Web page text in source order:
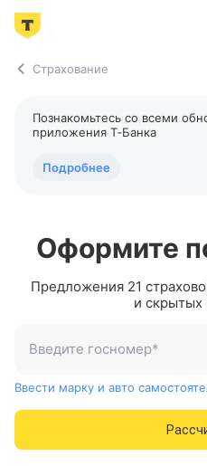
Страхование
Познакомьтесь со всеми
приложения Т‑Банка
Подробнее
Оформите
Предложения 21
и скрытых
Введите госномер*
А 123 ВС 777
Ввести марку и авто